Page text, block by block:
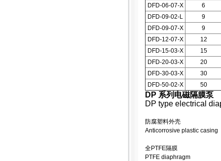
DFD-06-07-X
6
DFD-09-02-L
9
DFD-09-07-X
9
DFD-12-07-X
12
DFD-15-03-X
15
DFD-20-03-X
20
DFD-30-03-X
30
DFD-50-02-X
50
DP 系列电磁隔膜泵
DP type electrical
防腐塑料外壳
Anticorrosive plastic casing
全PTFE隔膜
PTFE diaphragm